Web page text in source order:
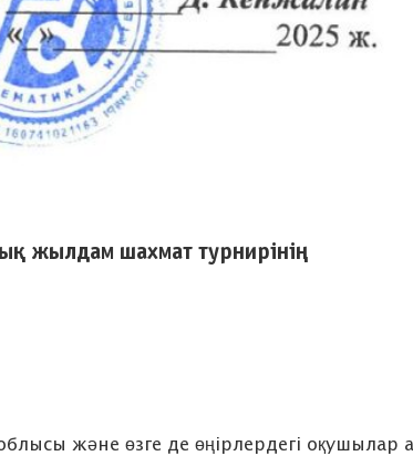
жылдам шахмат турнирінің
және өзге де өңірлердегі оқушылар